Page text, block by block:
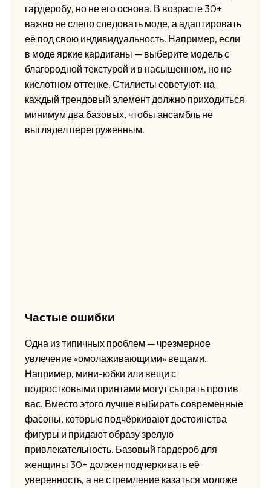
гардеробу, но не его основа. В возрасте 30+
важно не слепо следовать моде, а адаптировать
её под свою индивидуальность. Например, если
в моде яркие кардиганы — выберите модель с
благородной текстурой и в насыщенном, но не
кислотном оттенке. Стилисты советуют: на
каждый трендовый элемент должно приходиться
минимум два базовых, чтобы ансамбль не
выглядел перегруженным.
Частые ошибки
Одна из типичных проблем — чрезмерное
увлечение «омолаживающими» вещами.
Например, мини-юбки или вещи с
подростковыми принтами могут сыграть против
вас. Вместо этого лучше выбирать современные
фасоны, которые подчёркивают достоинства
фигуры и придают образу зрелую
привлекательность. Базовый гардероб для
женщины 30+ должен подчеркивать её
уверенность, а не стремление казаться моложе